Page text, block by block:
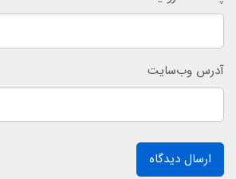
آدرس وب‌سایت
ارسال دیدگاه